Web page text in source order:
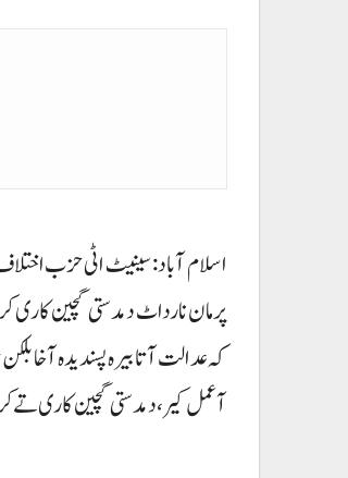
اسلام آباد : سینیٹ اٹی حزب
پرمان نا رداٹ دمدستی گچین کاری
کہ عدالت آتا بیرہ پسندیدہ آخا
آعمل کیر، دمدستی گچین کاری تے